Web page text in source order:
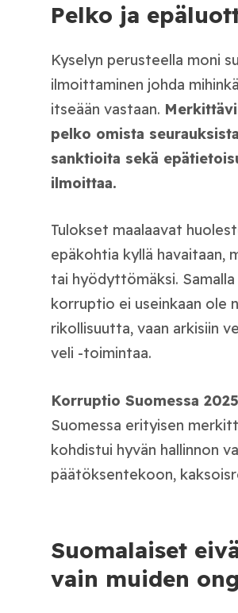
Pelko ja
Kyselyn perusteella moni
ilmoittaminen johda
itseään vastaan.
pelko omista
sanktioita sekä
ilmoittaa.
Tulokset maalaavat
epäkohtia kyllä havaitaan,
tai hyödyttömäksi.
korruptio ei useinkaan ole
rikollisuutta, vaan arkisiin
veli -toimintaa.
Korruptio Suomessa 2025
Suomessa erityisen
kohdistui hyvän hallinnon
päätöksentekoon,
Suomalaiset
vain muiden